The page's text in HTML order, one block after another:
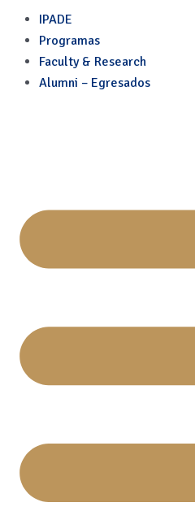
test autor
IPADE
Programas
Faculty & Research
Alumni – Egresados